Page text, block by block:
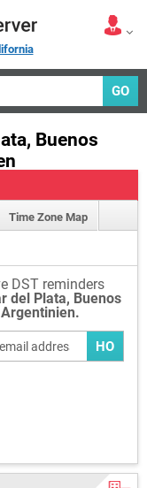
GO
Buenos
Time Zone Map
DST reminders
del Plata, Buenos
HO